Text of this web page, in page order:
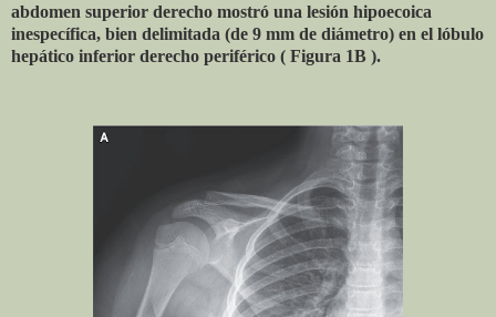
abdomen superior derecho mostró una lesión hipoecoica
inespecífica, bien delimitada (de 9 mm de diámetro) en el lóbulo
hepático inferior derecho periférico ( Figura 1B ).